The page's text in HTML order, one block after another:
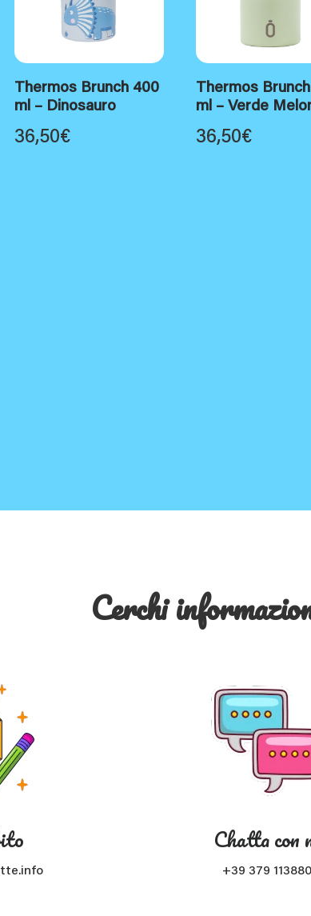
Thermos Brunch 400
ml – Dinosauro
36,50€
Thermos
ml – Verde
36,50€
Cerchi
Chatta con
+39 379